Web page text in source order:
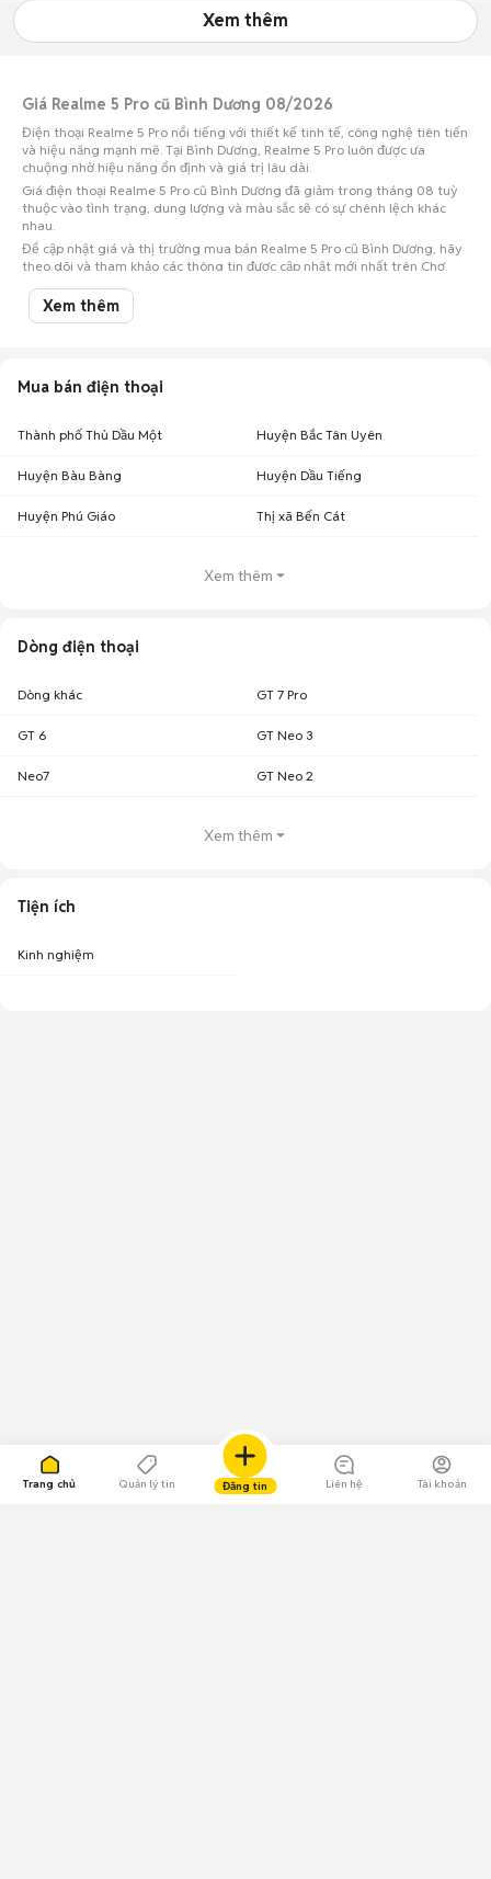
Trang chủ Quản lý tin Đăng tin Liên hệ Tài khoản
Xem thêm
Giá Realme 5 Pro cũ Bình Dương 08/2026
Điện thoại Realme 5 Pro nổi tiếng với thiết kế tinh tế, công nghệ tiên tiến
và hiệu năng mạnh mẽ. Tại Bình Dương, Realme 5 Pro luôn được ưa
chuộng nhờ hiệu năng ổn định và giá trị lâu dài.
Giá điện thoại Realme 5 Pro cũ Bình Dương đã giảm trong tháng 08 tuỳ
thuộc vào tình trạng, dung lượng và màu sắc sẽ có sự chênh lệch khác
nhau.
Để cập nhật giá và thị trường mua bán Realme 5 Pro cũ Bình Dương, hãy
theo dõi và tham khảo các thông tin được cập nhật mới nhất trên Chợ
Lưu ý:Mức giá dựa trên các tin đăng tại Chợ Tốt, chỉ mang tính chất tham
khảo. Giá Realme 5 Pro cũ sẽ phụ thuộc vào tình trạng, phiên bản và các
Mua bán Realme 5 Pro cũ Bình Dương
khoảng giá giúp người dùng dễ dàng tìm kiếm và so sánh giá cả.
Xem thêm
Mua bán điện thoại
Thành phố Thủ Dầu Một Huyện Bắc Tân Uyên
Huyện Bàu Bàng Huyện Dầu Tiếng
Huyện Phú Giáo Thị xã Bến Cát
Xem thêm
Dòng điện thoại
Dòng khác GT 7 Pro
GT 6 GT Neo 3
Neo7 GT Neo 2
Xem thêm
Tiện ích
Kinh nghiệm